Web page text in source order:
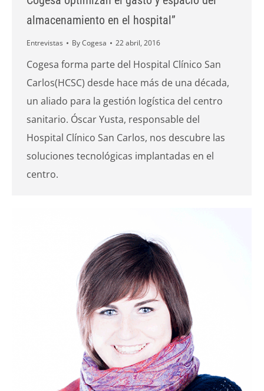
almacenamiento en el hospital”
Entrevistas ByCogesa 22 abril, 2016
Cogesa forma parte del Hospital Clínico San
Carlos(HCSC) desde hace más de una década,
un aliado para la gestión logística del centro
sanitario. Óscar Yusta, responsable del
Hospital Clínico San Carlos, nos descubre las
soluciones tecnológicas implantadas en el
centro.